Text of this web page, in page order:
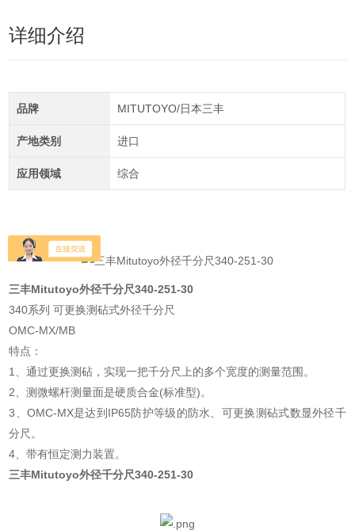
详细介绍
品牌 MITUTOYO/日本三丰
产地类别 进口
应用领域 综合
三丰Mitutoyo外径千分尺340-251-30
340系列 可更换测砧式外径千分尺
OMC-MX/MB
特点：
1、通过更换测砧，实现一把千分尺上的多个宽度的测量范围。
2、测微螺杆测量面是硬质合金(标准型)。
3、OMC-MX是达到IP65防护等级的防水、可更换测砧式数显外径千
分尺。
4、带有恒定测力装置。
三丰Mitutoyo外径千分尺340-251-30